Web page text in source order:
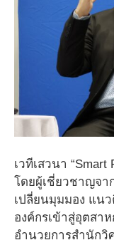
เวทีเสวนา “Smart
โดยผู้เชี่ยวชาญจา
เปลี่ยนมุมมอง แน
องค์กรเข้าสู่อุตสา
อํานวยการสํานักวิ